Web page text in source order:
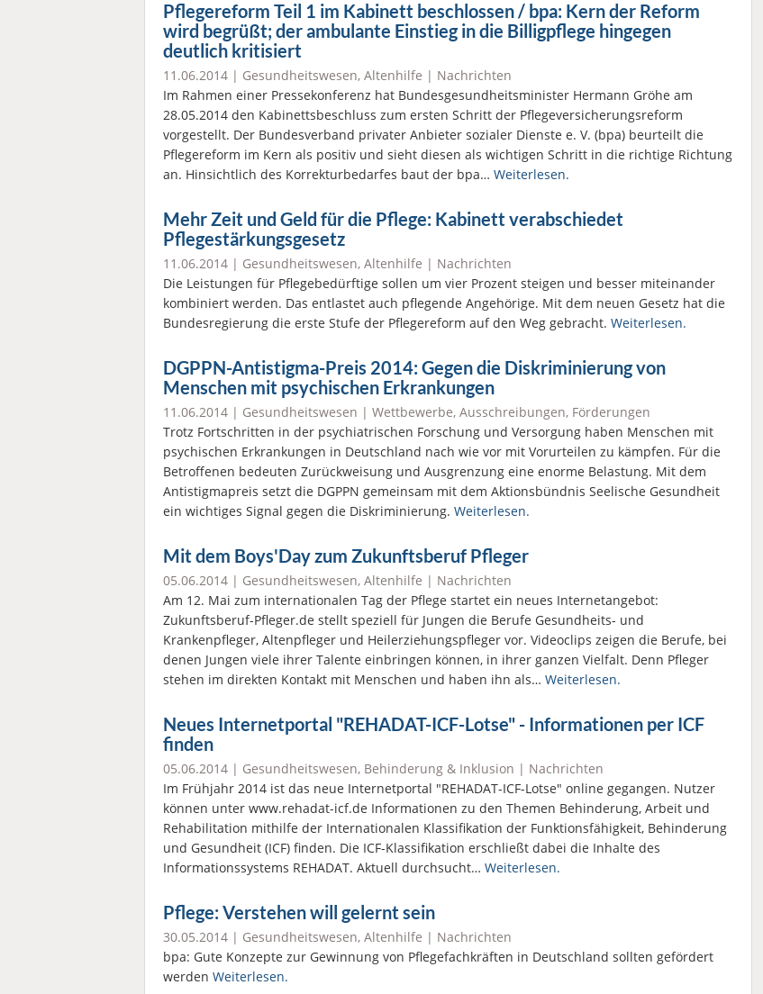
Pflegereform Teil 1 im Kabinett beschlossen / bpa: Kern der Reform
wird begrüßt; der ambulante Einstieg in die Billigpflege hingegen
deutlich kritisiert
11.06.2014 | Gesundheitswesen, Altenhilfe | Nachrichten
Im Rahmen einer Pressekonferenz hat Bundesgesundheitsminister Hermann Gröhe am
28.05.2014 den Kabinettsbeschluss zum ersten Schritt der Pflegeversicherungsreform
vorgestellt. Der Bundesverband privater Anbieter sozialer Dienste e. V. (bpa) beurteilt die
Pflegereform im Kern als positiv und sieht diesen als wichtigen Schritt in die richtige Richtung
an. Hinsichtlich des Korrekturbedarfes baut der bpa… Weiterlesen.
Mehr Zeit und Geld für die Pflege: Kabinett verabschiedet
Pflegestärkungsgesetz
11.06.2014 | Gesundheitswesen, Altenhilfe | Nachrichten
Die Leistungen für Pflegebedürftige sollen um vier Prozent steigen und besser miteinander
kombiniert werden. Das entlastet auch pflegende Angehörige. Mit dem neuen Gesetz hat die
Bundesregierung die erste Stufe der Pflegereform auf den Weg gebracht. Weiterlesen.
DGPPN-Antistigma-Preis 2014: Gegen die Diskriminierung von
Menschen mit psychischen Erkrankungen
11.06.2014 | Gesundheitswesen | Wettbewerbe, Ausschreibungen, Förderungen
Trotz Fortschritten in der psychiatrischen Forschung und Versorgung haben Menschen mit
psychischen Erkrankungen in Deutschland nach wie vor mit Vorurteilen zu kämpfen. Für die
Betroffenen bedeuten Zurückweisung und Ausgrenzung eine enorme Belastung. Mit dem
Antistigmapreis setzt die DGPPN gemeinsam mit dem Aktionsbündnis Seelische Gesundheit
ein wichtiges Signal gegen die Diskriminierung. Weiterlesen.
Mit dem Boys'Day zum Zukunftsberuf Pfleger
05.06.2014 | Gesundheitswesen, Altenhilfe | Nachrichten
Am 12. Mai zum internationalen Tag der Pflege startet ein neues Internetangebot:
Zukunftsberuf-Pfleger.de stellt speziell für Jungen die Berufe Gesundheits- und
Krankenpfleger, Altenpfleger und Heilerziehungspfleger vor. Videoclips zeigen die Berufe, bei
denen Jungen viele ihrer Talente einbringen können, in ihrer ganzen Vielfalt. Denn Pfleger
stehen im direkten Kontakt mit Menschen und haben ihn als… Weiterlesen.
Neues Internetportal "REHADAT-ICF-Lotse" - Informationen per ICF
finden
05.06.2014 | Gesundheitswesen, Behinderung & Inklusion | Nachrichten
Im Frühjahr 2014 ist das neue Internetportal "REHADAT-ICF-Lotse" online gegangen. Nutzer
können unter www.rehadat-icf.de Informationen zu den Themen Behinderung, Arbeit und
Rehabilitation mithilfe der Internationalen Klassifikation der Funktionsfähigkeit, Behinderung
und Gesundheit (ICF) finden. Die ICF-Klassifikation erschließt dabei die Inhalte des
Informationssystems REHADAT. Aktuell durchsucht… Weiterlesen.
Pflege: Verstehen will gelernt sein
30.05.2014 | Gesundheitswesen, Altenhilfe | Nachrichten
bpa: Gute Konzepte zur Gewinnung von Pflegefachkräften in Deutschland sollten gefördert
werden Weiterlesen.